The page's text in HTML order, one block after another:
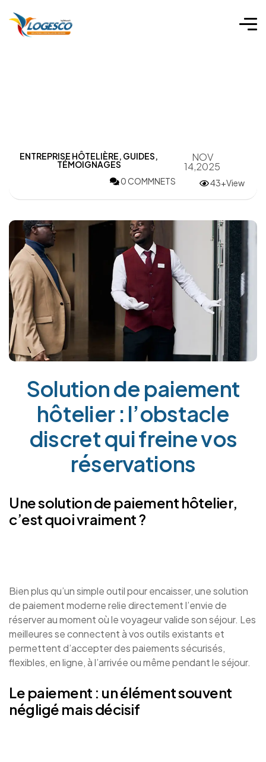
ENTREPRISE HÔTELIÈRE, GUIDES,
TÉMOIGNAGES
NOV
14,2025
0 COMMNETS 43+View
Solution de paiement
hôtelier : l’obstacle
discret qui freine vos
réservations
Une solution de paiement hôtelier,
c’est quoi vraiment ?
Bien plus qu’un simple outil pour encaisser, une solution
de paiement moderne relie directement l’envie de
réserver au moment où le voyageur valide son séjour. Les
meilleures se connectent à vos outils existants et
permettent d’accepter des paiements sécurisés,
flexibles, en ligne, à l’arrivée ou même pendant le séjour.
Le paiement : un élément souvent
négligé mais décisif